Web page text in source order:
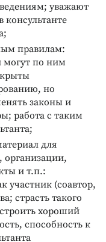
уважают
консультанте
правилам:
могут по ним
но
законы и
работа с таким
для
организации,
и т.п.:
участник (соавтор,
страсть такого
хороший
способность к